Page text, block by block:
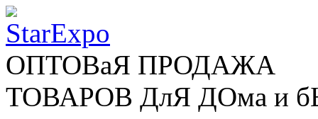
ОПТОВаЯ ПРОДАЖА
ТОВАРОВ ДлЯ ДОма и